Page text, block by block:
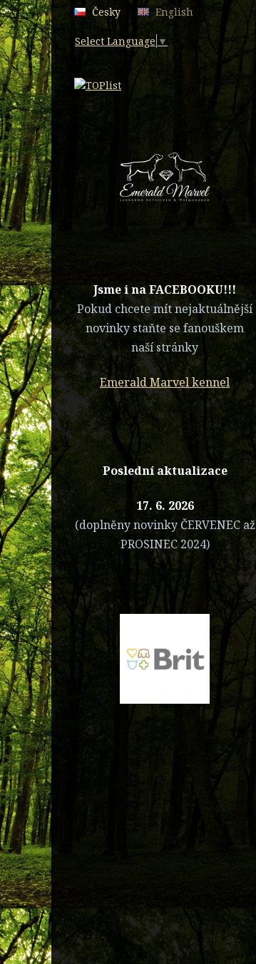
Česky English
Select Language ▼
​Jsme i na FACEBOOKU!!!
Pokud chcete mít nejaktuálnější
novinky staňte se fanouškem
naší stránky
Emerald Marvel kennel
Poslední aktualizace
17. 6. 2026
(doplněny novinky ČERVENEC až
PROSINEC 2024)